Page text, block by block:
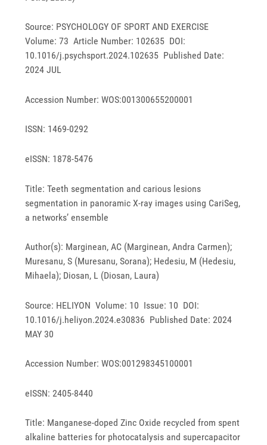
Source: PSYCHOLOGY OF SPORT AND EXERCISE
Volume: 73 Article Number: 102635 DOI:
10.1016/j.psychsport.2024.102635 Published Date:
2024 JUL
Accession Number: WOS:001300655200001
ISSN: 1469-0292
eISSN: 1878-5476
Title: Teeth segmentation and carious lesions
segmentation in panoramic X-ray images using CariSeg,
a networks’ ensemble
Author(s): Marginean, AC (Marginean, Andra Carmen);
Muresanu, S (Muresanu, Sorana); Hedesiu, M (Hedesiu,
Mihaela); Diosan, L (Diosan, Laura)
Source: HELIYON Volume: 10 Issue: 10 DOI:
10.1016/j.heliyon.2024.e30836 Published Date: 2024
MAY 30
Accession Number: WOS:001298345100001
eISSN: 2405-8440
Title: Manganese-doped Zinc Oxide recycled from spent
alkaline batteries for photocatalysis and supercapacitor